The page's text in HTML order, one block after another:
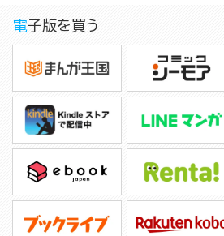
電子版を買う